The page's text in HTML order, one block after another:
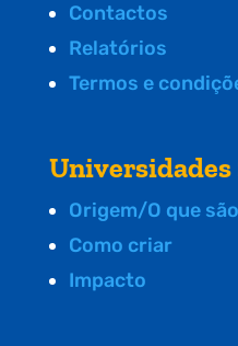
Contactos
Relatórios
Termos e
Universidades
Origem/O que
Como criar
Impacto